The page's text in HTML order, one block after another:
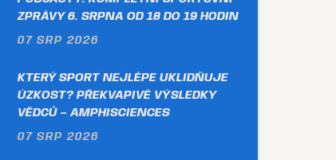
ZPRÁVY 6. SRPNA OD 18 DO 19 HODIN
07 SRP 2026
KTERÝ SPORT NEJLÉPE UKLIDŇUJE
ÚZKOST? PŘEKVAPIVÉ VÝSLEDKY
VĚDCŮ – AMPHISCIENCES
07 SRP 2026